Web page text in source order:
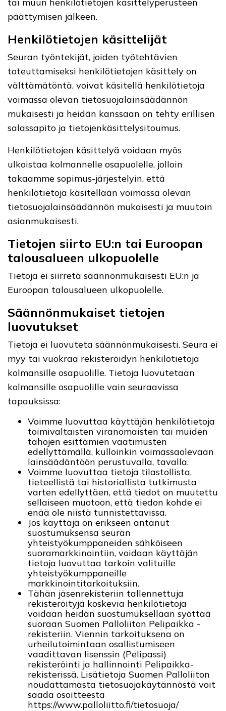
päättymisen jälkeen.
Henkilötietojen käsittelijät
Seuran työntekijät, joiden työtehtävien
toteuttamiseksi henkilötietojen käsittely on
välttämätöntä, voivat käsitellä henkilötietoja
voimassa olevan tietosuojalainsäädännön
mukaisesti ja heidän kanssaan on tehty erillisen
salassapito ja tietojenkäsittelysitoumus.
Henkilötietojen käsittelyä voidaan myös
ulkoistaa kolmannelle osapuolelle, jolloin
takaamme sopimus-järjestelyin, että
henkilötietoja käsitellään voimassa olevan
tietosuojalainsäädännön mukaisesti ja muutoin
asianmukaisesti.
Tietojen siirto EU:n tai Euroopan
talousalueen ulkopuolelle
Tietoja ei siirretä säännönmukaisesti EU:n ja
Euroopan talousalueen ulkopuolelle.
Säännönmukaiset tietojen
luovutukset
Tietoja ei luovuteta säännönmukaisesti. Seura ei
myy tai vuokraa rekisteröidyn henkilötietoja
kolmansille osapuolille. Tietoja luovutetaan
kolmansille osapuolille vain seuraavissa
tapauksissa:
Voimme luovuttaa käyttäjän henkilötietoja
toimivaltaisten viranomaisten tai muiden
tahojen esittämien vaatimusten
edellyttämällä, kulloinkin voimassaolevaan
lainsäädäntöön perustuvalla, tavalla.
Voimme luovuttaa tietoja tilastollista,
tieteellistä tai historiallista tutkimusta
varten edellyttäen, että tiedot on muutettu
sellaiseen muotoon, että tiedon kohde ei
enää ole niistä tunnistettavissa.
Jos käyttäjä on erikseen antanut
suostumuksensa seuran
yhteistyökumppaneiden sähköiseen
suoramarkkinointiin, voidaan käyttäjän
tietoja luovuttaa tarkoin valituille
yhteistyökumppaneille
markkinointitarkoituksiin.
Tähän jäsenrekisteriin tallennettuja
rekisteröityjä koskevia henkilötietoja
voidaan heidän suostumuksellaan syöttää
suoraan Suomen Palloliiton Pelipaikka -
rekisteriin. Viennin tarkoituksena on
urheilutoimintaan osallistumiseen
vaadittavan lisenssin (Pelipassi)
rekisteröinti ja hallinnointi Pelipaikka-
rekisterissä. Lisätietoja Suomen Palloliiton
noudattamasta tietosuojakäytännöstä voit
saada osoitteesta
https://www.palloliitto.fi/tietosuoja/